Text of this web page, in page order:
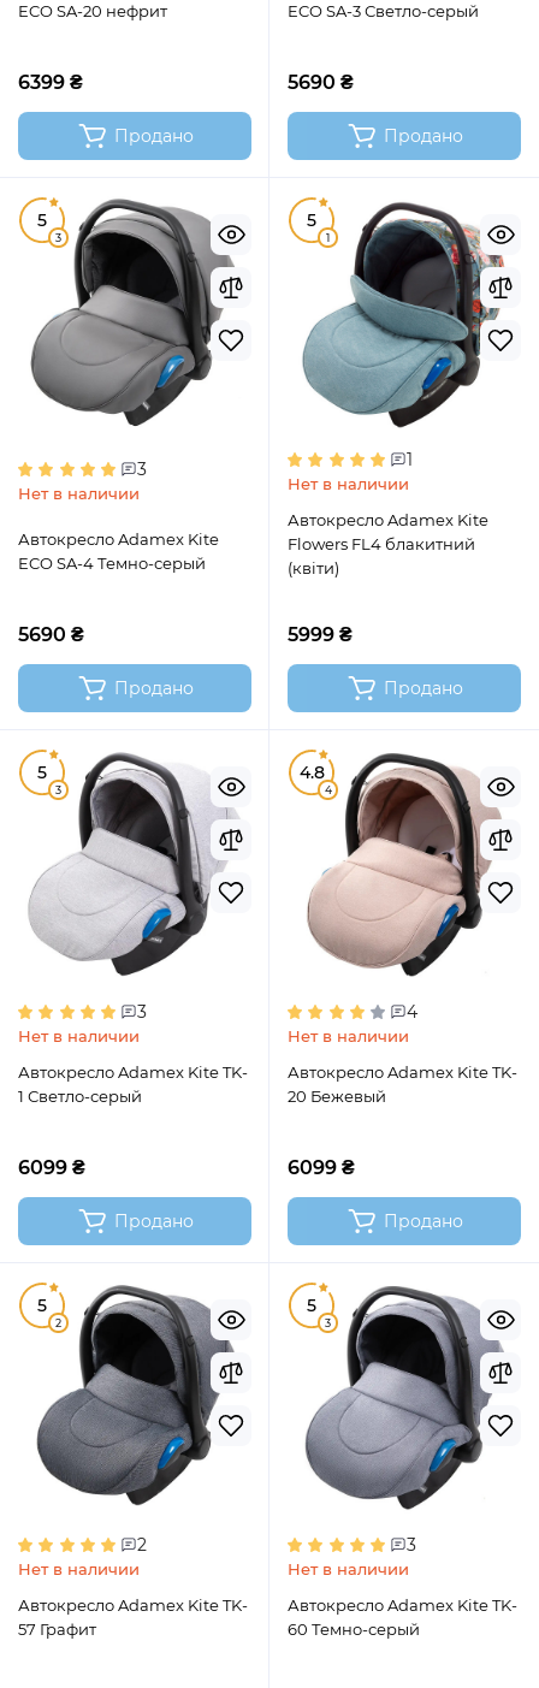
ECO SA-20 нефрит
6399 ₴
Продано
ECO SA-3 Светло-серый
5690 ₴
Продано
5
3
3
Нет в наличии
Автокресло Adamex Kite
ECO SA-4 Темно-серый
5690 ₴
Продано
5
1
1
Нет в наличии
Автокресло Adamex Kite
Flowers FL4 блакитний
(квіти)
5999 ₴
Продано
5
3
3
Нет в наличии
Автокресло Adamex Kite TK-
1 Светло-серый
6099 ₴
Продано
4.8
4
4
Нет в наличии
Автокресло Adamex Kite TK-
20 Бежевый
6099 ₴
Продано
5
2
2
Нет в наличии
Автокресло Adamex Kite TK-
57 Графит
5
3
3
Нет в наличии
Автокресло Adamex Kite TK-
60 Темно-серый